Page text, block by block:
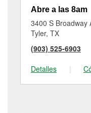
Abre a las 8am
3400 S Broadway
Tyler, TX
(903) 525-6903
Detalles
|